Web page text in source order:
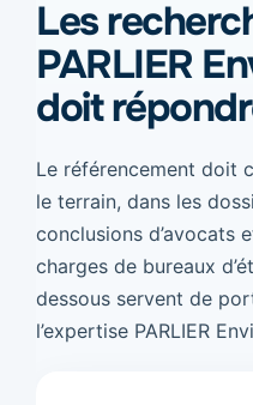
Les
PARLIER
doit
Le référencement doit
le terrain, dans les
conclusions d’avocats
charges de bureaux
dessous servent de
l’expertise PARLIER